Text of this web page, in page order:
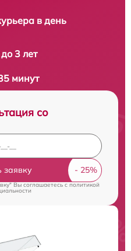
в день
3 лет
минут
со
заявку
Вы соглашаетесь cполитикой